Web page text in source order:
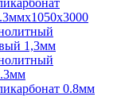
1,3мм
0.8мм